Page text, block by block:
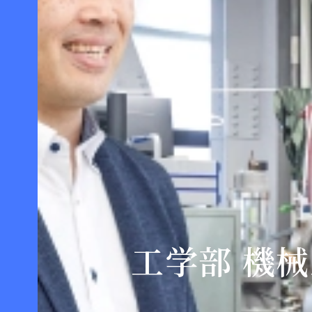
工学部 機